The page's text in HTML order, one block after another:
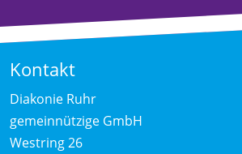
Kontakt
Diakonie Ruhr
gemeinnützige GmbH
Westring 26